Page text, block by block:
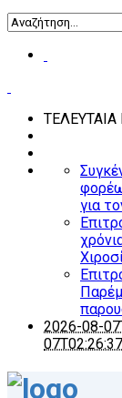
ΤΕΛΕΥΤΑΙΑ
για
2026-08-